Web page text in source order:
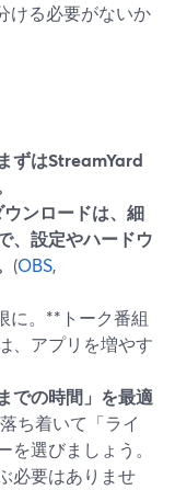
ける必要がないか
ずはStreamYard
ンロードは、細
、設定やハードウ
(OBS,
に。**トーク番組
、アプリを増やす
での時間」を最適
ち着いて「ライ
選びましょう。
必要はありませ